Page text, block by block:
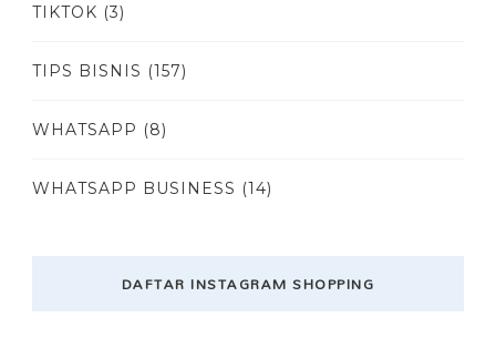
TIKTOK (3)
TIPS BISNIS (157)
WHATSAPP (8)
WHATSAPP BUSINESS (14)
DAFTAR INSTAGRAM SHOPPING